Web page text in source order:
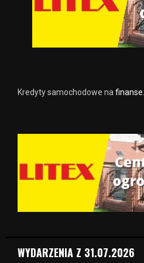
Kredyty samochodowe na
WYDARZENIA Z 31.07.2026